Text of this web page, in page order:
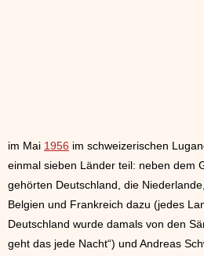
im Mai 1956 im schweizerischen
einmal sieben Länder teil: neben dem
gehörten Deutschland, die Niederlande,
Belgien und Frankreich dazu (jedes
Deutschland wurde damals von den
geht das jede Nacht“) und Andreas